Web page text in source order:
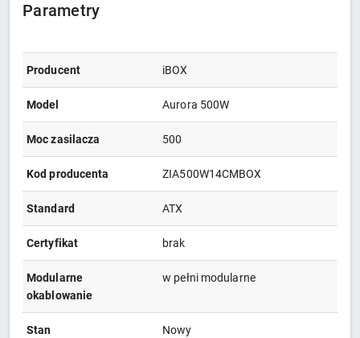
Parametry
Producent iBOX
Model Aurora 500W
Moc zasilacza 500
Kod producenta ZIA500W14CMBOX
Standard ATX
Certyfikat brak
Modularne
okablowanie
w pełni modularne
Stan Nowy